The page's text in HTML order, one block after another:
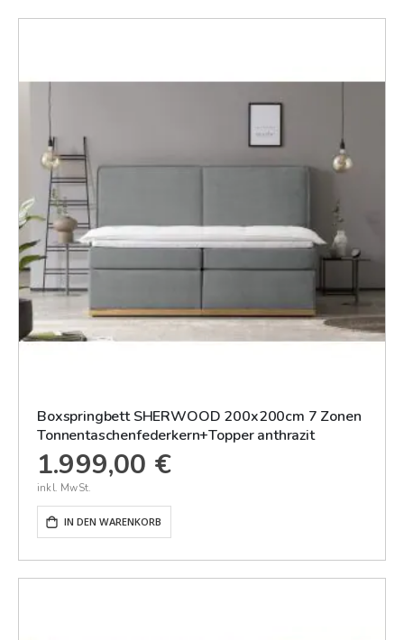
Reihenfolge
Boxspringbett SHERWOOD 200x200cm 7 Zonen
Tonnentaschenfederkern+Topper anthrazit
1.999,00 €
IN DEN WARENKORB